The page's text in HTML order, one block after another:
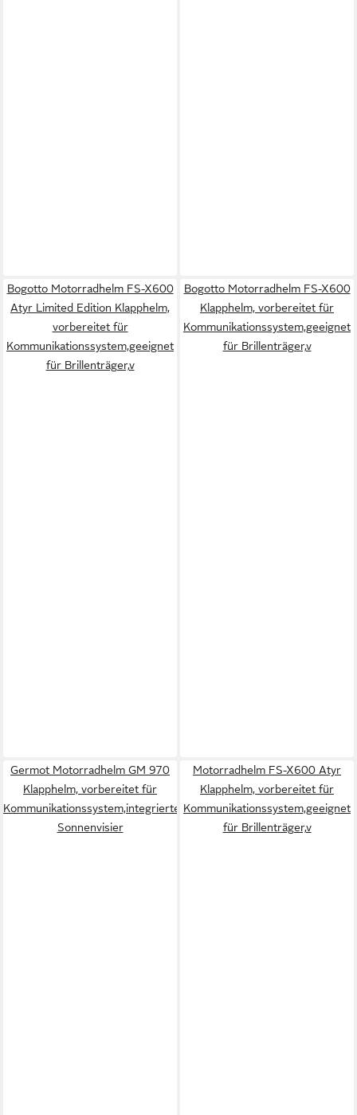
Bogotto Motorradhelm FS-X600
Atyr Limited Edition Klapphelm,
vorbereitet für
Kommunikationssystem,geeignet
für Brillenträger,v
Bogotto Motorradhelm FS-X600
Klapphelm, vorbereitet für
Kommunikationssystem,geeignet
für Brillenträger,v
Germot Motorradhelm GM 970
Klapphelm, vorbereitet für
Kommunikationssystem,integriertes
Sonnenvisier
Motorradhelm FS-X600 Atyr
Klapphelm, vorbereitet für
Kommunikationssystem,geeignet
für Brillenträger,v